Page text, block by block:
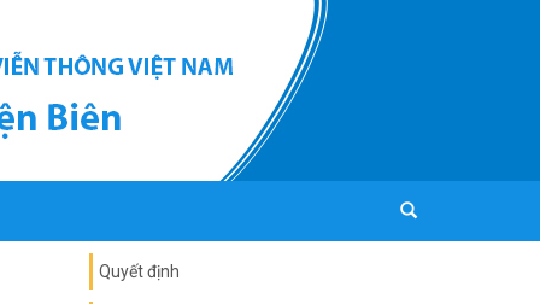
Quyết định